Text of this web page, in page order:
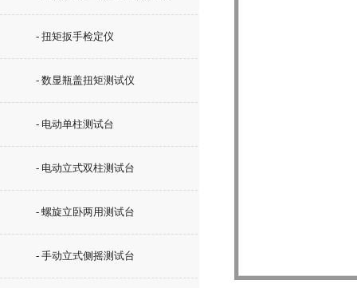
- 扭矩扳手检定仪
- 数显瓶盖扭矩测试仪
- 电动单柱测试台
- 电动立式双柱测试台
- 螺旋立卧两用测试台
- 手动立式侧摇测试台